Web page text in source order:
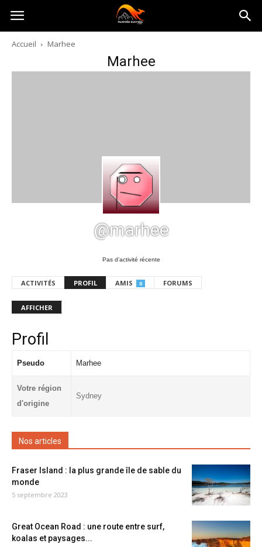
Australia-
australie.com
Accueil Marhee
Marhee
@marhee
Pas d’activité récente
ACTIVITÉS PROFIL AMIS 0 FORUMS
AFFICHER
Profil
Pseudo Marhee
Votre région
d'origine
Sydney
Nos articles
Fraser Island : la plus grande île de sable du
monde
5 septembre 2023
Great Ocean Road : une route entre surf,
koalas et paysages...